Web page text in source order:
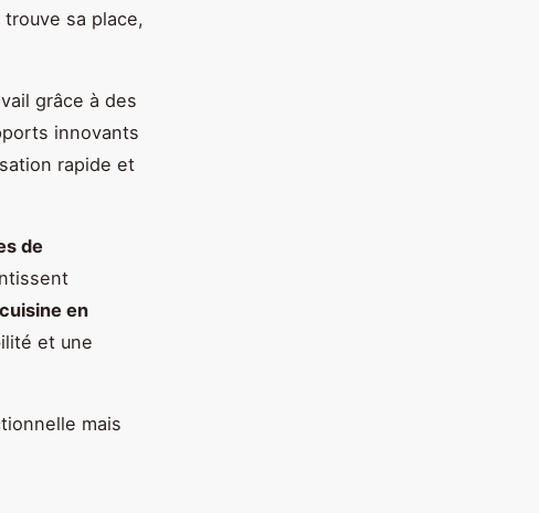
sa place,
grâce à des
innovants
rapide et
de
en
et une
mais